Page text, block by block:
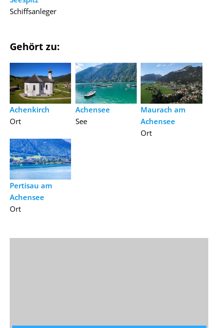
Schiffsanleger
Gehört zu:
Achenkirch
Ort
Pertisau am
Achensee
Ort
Achensee
See
Maurach am
Achensee
Ort